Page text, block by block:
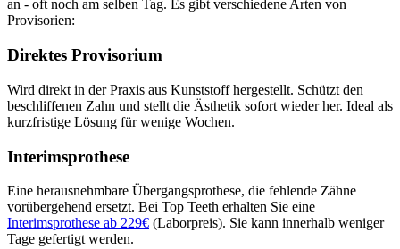
an - oft noch am selben Tag. Es gibt verschiedene Arten von
Provisorien:
Direktes Provisorium
Wird direkt in der Praxis aus Kunststoff hergestellt. Schützt den
beschliffenen Zahn und stellt die Ästhetik sofort wieder her. Ideal als
kurzfristige Lösung für wenige Wochen.
Interimsprothese
Eine herausnehmbare Übergangsprothese, die fehlende Zähne
vorübergehend ersetzt. Bei Top Teeth erhalten Sie eine
Interimsprothese ab 229€ (Laborpreis). Sie kann innerhalb weniger
Tage gefertigt werden.